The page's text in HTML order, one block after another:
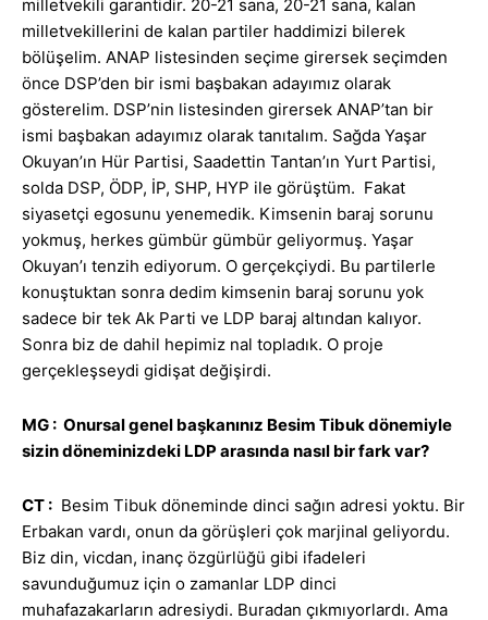
milletvekili garantidir. 20-21 sana, 20-21 sana, kalan
milletvekillerini de kalan partiler haddimizi bilerek
bölüşelim. ANAP listesinden seçime girersek seçimden
önce DSP’den bir ismi başbakan adayımız olarak
gösterelim. DSP’nin listesinden girersek ANAP’tan bir
ismi başbakan adayımız olarak tanıtalım. Sağda Yaşar
Okuyan’ın Hür Partisi, Saadettin Tantan’ın Yurt Partisi,
solda DSP, ÖDP, İP, SHP, HYP ile görüştüm. Fakat
siyasetçi egosunu yenemedik. Kimsenin baraj sorunu
yokmuş, herkes gümbür gümbür geliyormuş. Yaşar
Okuyan’ı tenzih ediyorum. O gerçekçiydi. Bu partilerle
konuştuktan sonra dedim kimsenin baraj sorunu yok
sadece bir tek Ak Parti ve LDP baraj altından kalıyor.
Sonra biz de dahil hepimiz nal topladık. O proje
gerçekleşseydi gidişat değişirdi.
MG : Onursal genel başkanınız Besim Tibuk dönemiyle
sizin döneminizdeki LDP arasında nasıl bir fark var?
CT : Besim Tibuk döneminde dinci sağın adresi yoktu. Bir
Erbakan vardı, onun da görüşleri çok marjinal geliyordu.
Biz din, vicdan, inanç özgürlüğü gibi ifadeleri
savunduğumuz için o zamanlar LDP dinci
muhafazakarların adresiydi. Buradan çıkmıyorlardı. Ama